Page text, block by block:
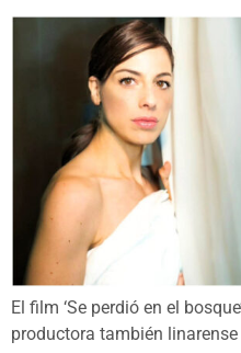
El film ‘Se perdió en el
productora también